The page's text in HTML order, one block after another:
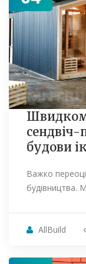
сендвіч-
будови
Важко
будівництва.
AllBuild